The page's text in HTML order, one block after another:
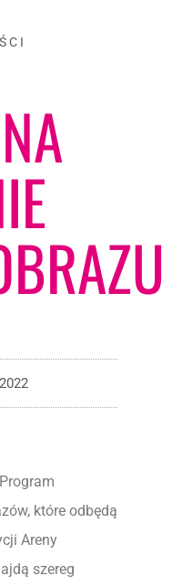
które odbędą
Areny
szereg